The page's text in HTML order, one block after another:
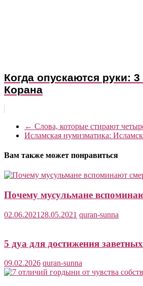
Когда опускаются руки:
Корана
← Слова, которые стирают
Исламская нумизматика:
Вам также может понравиться
Почему мусульмане
02.06.2021 28.05.2021 quran-sunna
5 дуа для достижения
09.02.2026 quran-sunna